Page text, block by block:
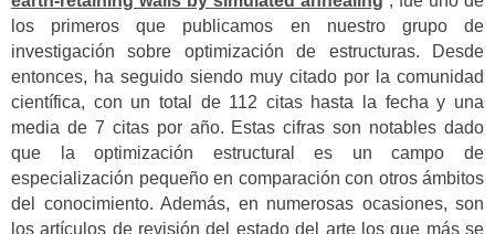
los primeros que publicamos en nuestro grupo de
investigación sobre optimización de estructuras. Desde
entonces, ha seguido siendo muy citado por la comunidad
científica, con un total de 112 citas hasta la fecha y una
media de 7 citas por año. Estas cifras son notables dado
que la optimización estructural es un campo de
especialización pequeño en comparación con otros ámbitos
del conocimiento. Además, en numerosas ocasiones, son
los artículos de revisión del estado del arte los que más se